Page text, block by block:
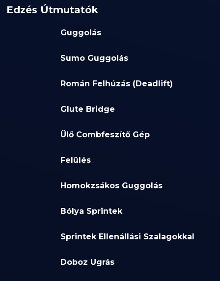
Edzés Útmutatók
Guggolás
Sumo Guggolás
Román Felhúzás (Deadlift)
Glute Bridge
Ülő Combfeszítő Gép
Felülés
Homokzsákos Guggolás
Bólya Sprintek
Sprintek Ellenállási Szalagokkal
Doboz Ugrás